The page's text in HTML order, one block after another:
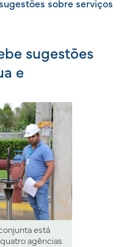
sobre serviços
sugestões
e
está
agências